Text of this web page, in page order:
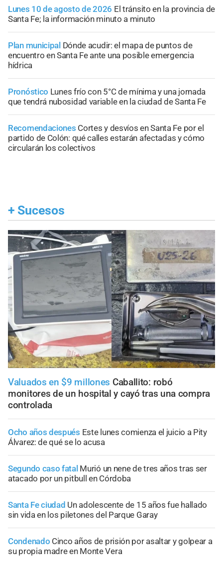
Lunes 10 de agosto de 2026 El tránsito en la provincia de
Santa Fe; la información minuto a minuto
Plan municipal Dónde acudir: el mapa de puntos de
encuentro en Santa Fe ante una posible emergencia
hídrica
Pronóstico Lunes frío con 5°C de mínima y una jornada
que tendrá nubosidad variable en la ciudad de Santa Fe
Recomendaciones Cortes y desvíos en Santa Fe por el
partido de Colón: qué calles estarán afectadas y cómo
circularán los colectivos
+ Sucesos
Valuados en $9 millones Caballito: robó
monitores de un hospital y cayó tras una compra
controlada
Ocho años después Este lunes comienza el juicio a Pity
Álvarez: de qué se lo acusa
Segundo caso fatal Murió un nene de tres años tras ser
atacado por un pitbull en Córdoba
Santa Fe ciudad Un adolescente de 15 años fue hallado
sin vida en los piletones del Parque Garay
Condenado Cinco años de prisión por asaltar y golpear a
su propia madre en Monte Vera